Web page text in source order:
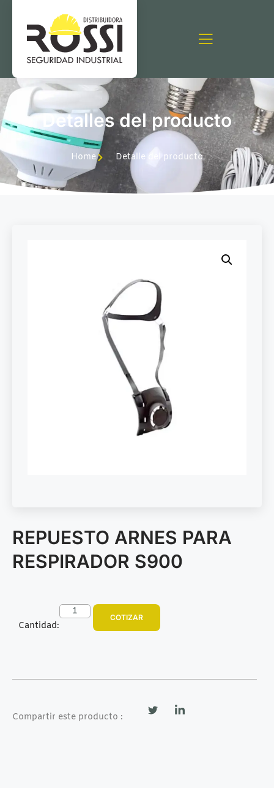
Detalles del producto
Home Detalle del producto
REPUESTO ARNES PARA
RESPIRADOR S900
Cantidad:
COTIZAR
Compartir este producto :